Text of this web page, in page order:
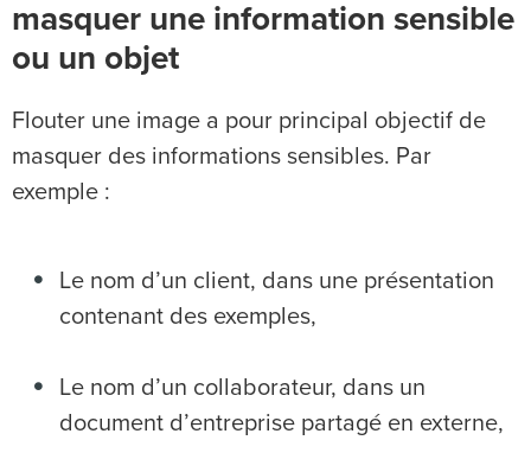
masquer une information sensible
ou un objet
Flouter une image a pour principal objectif de
masquer des informations sensibles. Par
exemple :
Le nom d’un client, dans une présentation
contenant des exemples,
Le nom d’un collaborateur, dans un
document d’entreprise partagé en externe,